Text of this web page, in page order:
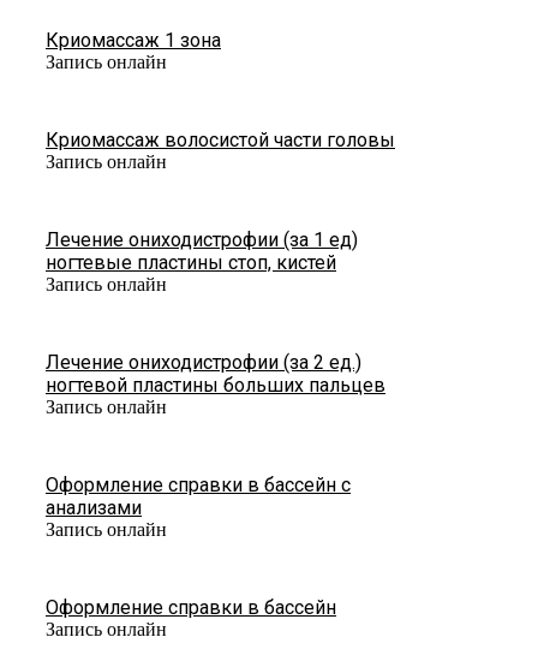
Криомассаж 1 зона
Запись онлайн
Криомассаж волосистой части головы
Запись онлайн
Лечение ониходистрофии (за 1 ед)
ногтевые пластины стоп, кистей
Запись онлайн
Лечение ониходистрофии (за 2 ед.)
ногтевой пластины больших пальцев
Запись онлайн
Оформление справки в бассейн с
анализами
Запись онлайн
Оформление справки в бассейн
Запись онлайн